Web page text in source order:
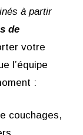
à partir
de
votre
l’équipe
:
couchages,